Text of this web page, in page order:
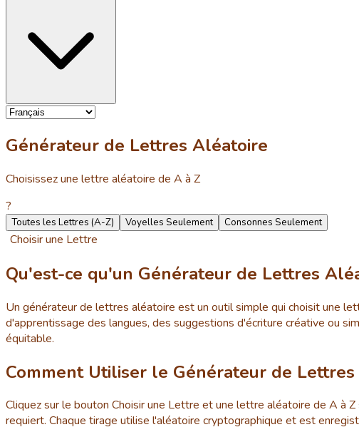
Générateur de Lettres Aléatoire
Choisissez une lettre aléatoire de A à Z
?
Toutes les Lettres (A-Z) Voyelles Seulement Consonnes Seulement
Choisir une Lettre
Qu'est-ce qu'un Générateur de Lettres
Un générateur de lettres aléatoire est un outil simple qui choisit une
d'apprentissage des langues, des suggestions d'écriture créative ou
équitable.
Comment Utiliser le Générateur de
Cliquez sur le bouton Choisir une Lettre et une lettre aléatoire de A à
requiert. Chaque tirage utilise l'aléatoire cryptographique et est